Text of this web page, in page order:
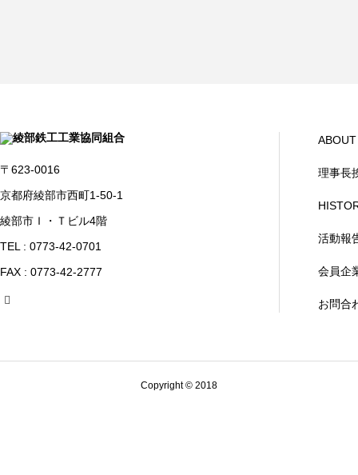
〒623-0016
京都府綾部市西町1-50-1
綾部市Ｉ・Ｔビル4階
TEL : 0773-42-0701
FAX : 0773-42-2777
理事長
活動報
会員企
お問合
Copyright © 2018